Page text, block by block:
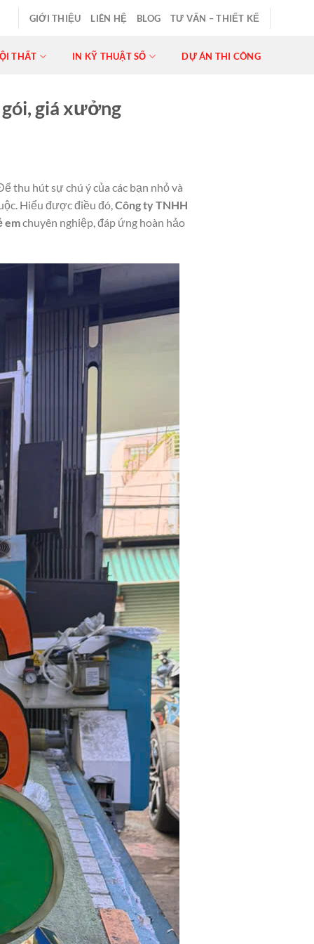
GIỚI THIỆU LIÊN HỆ BLOG TƯ VẤN – THIẾT KẾ
THẤT IN KỸ THUẬT SỐ DỰ ÁN THI CÔNG
giá xưởng
thu hút sự chú ý của các bạn nhỏ và
Hiểu được điều đó,Công ty TNHH
emchuyên nghiệp, đáp ứng hoàn hảo